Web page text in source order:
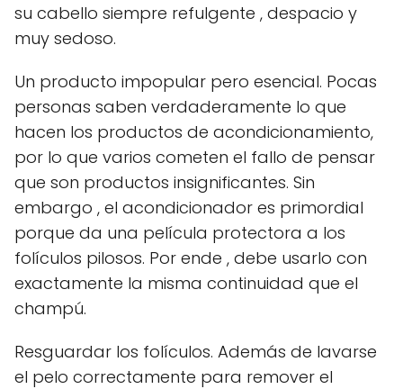
su cabello siempre refulgente , despacio y
muy sedoso.
Un producto impopular pero esencial. Pocas
personas saben verdaderamente lo que
hacen los productos de acondicionamiento,
por lo que varios cometen el fallo de pensar
que son productos insignificantes. Sin
embargo , el acondicionador es primordial
porque da una película protectora a los
folículos pilosos. Por ende , debe usarlo con
exactamente la misma continuidad que el
champú.
Resguardar los folículos. Además de lavarse
el pelo correctamente para remover el